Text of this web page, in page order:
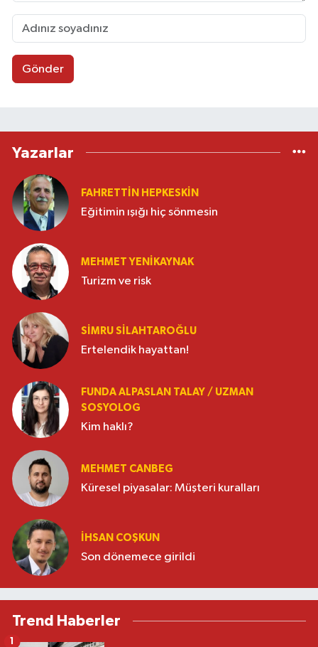
Gönder
Yazarlar
FAHRETTIN HEPKESKIN
Eğitimin ışığı hiç sönmesin
MEHMET YENIKAYNAK
Turizm ve risk
SIMRU SILAHTAROĞLU
Ertelendik hayattan!
FUNDA ALPASLAN TALAY / UZMAN
SOSYOLOG
Kim haklı?
MEHMET CANBEG
Küresel piyasalar: Müşteri kuralları
İHSAN COŞKUN
Son dönemece girildi
Trend Haberler
1